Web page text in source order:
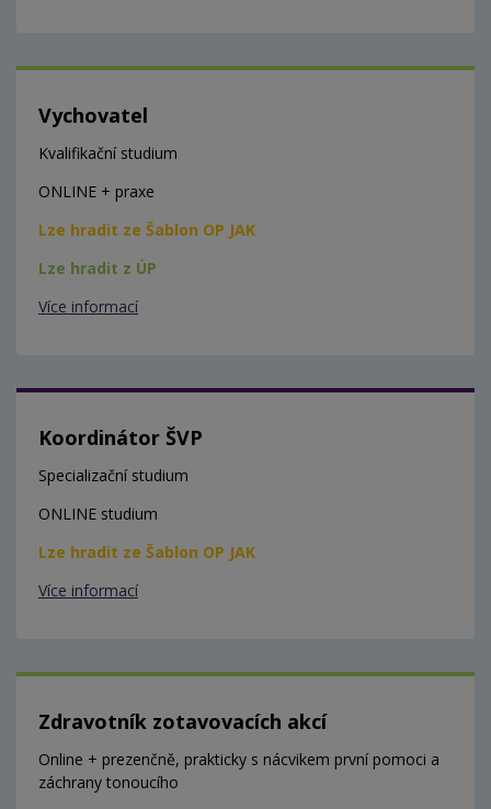
Vychovatel
Kvalifikační studium
ONLINE + praxe
Lze hradit ze Šablon OP JAK
Lze hradit z ÚP
Více informací
Koordinátor ŠVP
Specializační studium
ONLINE studium
Lze hradit ze Šablon OP JAK
Více informací
Zdravotník zotavovacích akcí
Online + prezenčně, prakticky s nácvikem první pomoci a
záchrany tonoucího